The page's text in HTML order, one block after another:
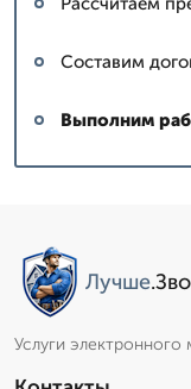
Составим
Выполним
Лучше
Услуги электронного